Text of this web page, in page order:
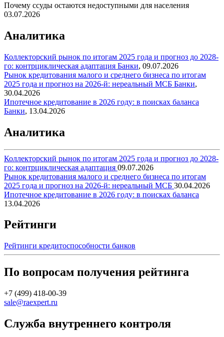
Почему ссуды остаются недоступными для населения
03.07.2026
Аналитика
Коллекторский рынок по итогам 2025 года и прогноз до 2028-
го: контрциклическая адаптация Банки, 09.07.2026
Рынок кредитования малого и среднего бизнеса по итогам
2025 года и прогноз на 2026-й: нереальный МСБ Банки,
30.04.2026
Ипотечное кредитование в 2026 году: в поисках баланса
Банки, 13.04.2026
Аналитика
Коллекторский рынок по итогам 2025 года и прогноз до 2028-
го: контрциклическая адаптация 09.07.2026
Рынок кредитования малого и среднего бизнеса по итогам
2025 года и прогноз на 2026-й: нереальный МСБ 30.04.2026
Ипотечное кредитование в 2026 году: в поисках баланса
13.04.2026
Рейтинги
Рейтинги кредитоспособности банков
По вопросам получения рейтинга
+7 (499) 418-00-39
sale@raexpert.ru
Служба внутреннего контроля